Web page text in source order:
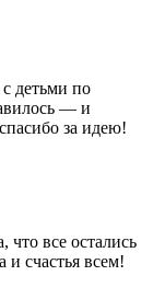
с детьми по
— и
за идею!
что все остались
и счастья всем!